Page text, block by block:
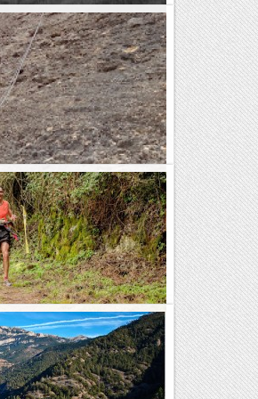
DE PONENT
de la clua
Vèrtex i un croquis d'Armand
que tinc sobre una nova via a la
teníem. Espero que...
del Congost (MITJA)
positiu: 1.400 m.Temps: 2h 17m
47 de 647.